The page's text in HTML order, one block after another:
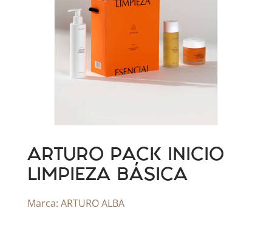
ARTURO PACK INICIO
LIMPIEZA BÁSICA
Marca: ARTURO ALBA